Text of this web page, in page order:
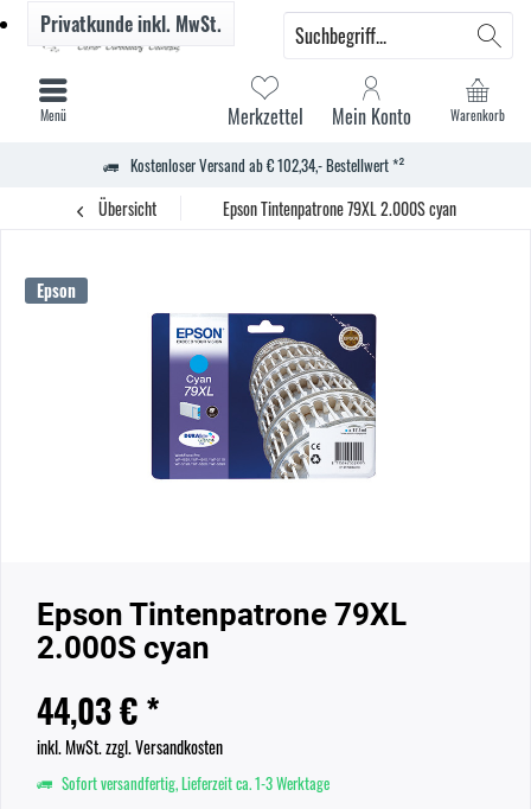
Kostenloser Versand ab € 102,34,- Bestellwert *²
Warenkorb
Merkzettel Mein Konto
Privatkundeinkl. MwSt.
Menü
Übersicht Epson Tintenpatrone 79XL 2.000S cyan
Epson
Epson Tintenpatrone 79XL
2.000S cyan
44,03 € *
inkl. MwSt.zzgl. Versandkosten
Sofort versandfertig, Lieferzeit ca. 1-3 Werktage